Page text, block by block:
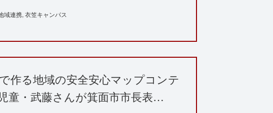
域連携 衣笠キャンパス
作る地域の安全安心マップコンテ
童・武藤さんが箕面市市長表…